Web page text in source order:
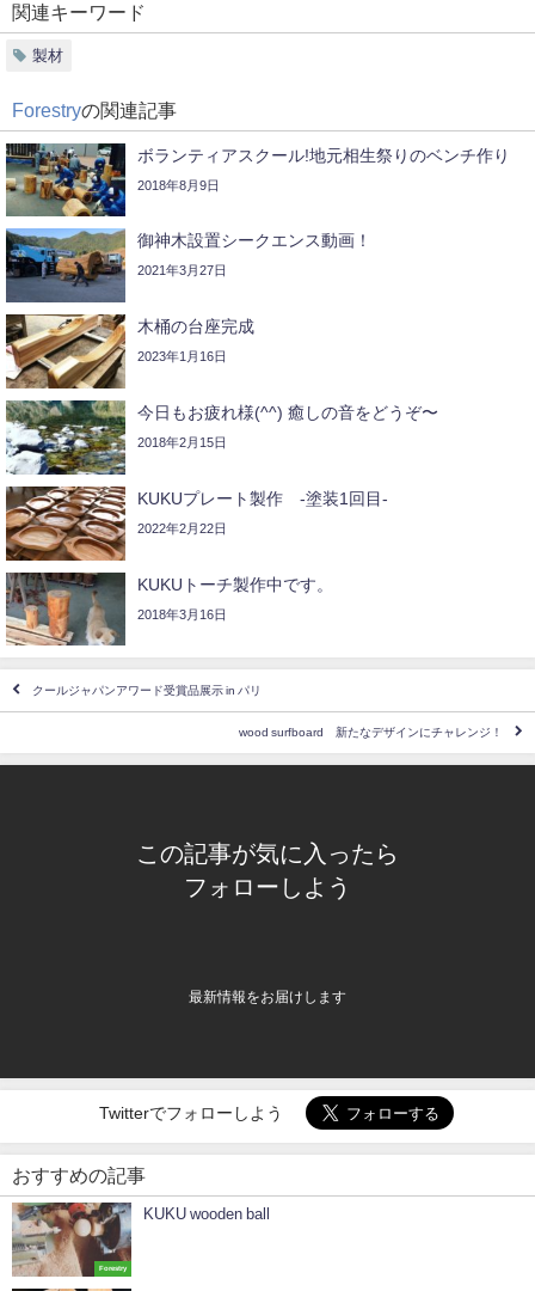
関連キーワード
製材
Forestryの関連記事
ボランティアスクール!地元相生祭りのベンチ作り
2018年8月9日
御神木設置シークエンス動画！
2021年3月27日
木桶の台座完成
2023年1月16日
今日もお疲れ様(^^) 癒しの音をどうぞ〜
2018年2月15日
KUKUプレート製作 -塗装1回目-
2022年2月22日
KUKUトーチ製作中です。
2018年3月16日
クールジャパンアワード受賞品展示 in パリ
wood surfboard 新たなデザインにチャレンジ！
この記事が気に入ったら
フォローしよう
最新情報をお届けします
Twitterでフォローしよう
おすすめの記事
Forestry
KUKU wooden ball